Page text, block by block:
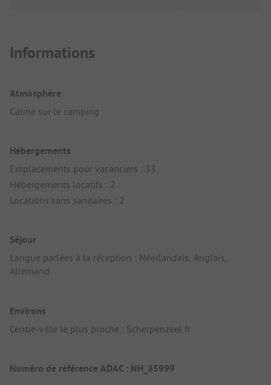
Informations
Atmosphère
Calme sur le camping
Hébergements
Emplacements pour vacanciers : 33
Hébergements locatifs : 2
Locations sans sanitaires : 2
Séjour
Langue parlées à la réception : Néerlandais, Anglais,
Allemand
Environs
Centre-ville le plus proche : Scherpenzeel fr
Numéro de référence ADAC : NH_85999